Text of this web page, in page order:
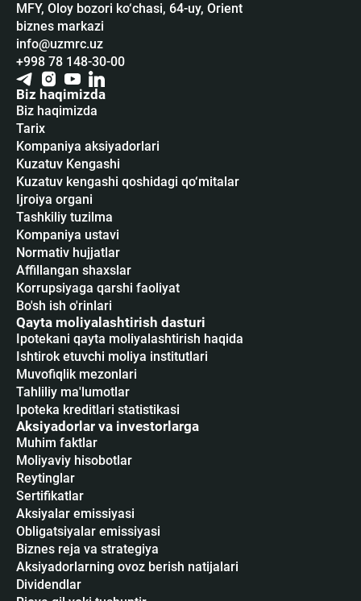
MFY, Oloy bozori ko‘chasi, 64-uy, Orient
biznes markazi
info@uzmrc.uz
+998 78 148-30-00
Biz haqimizda
Biz haqimizda
Tarix
Kompaniya aksiyadorlari
Kuzatuv Kengashi
Kuzatuv kengashi qoshidagi qo‘mitalar
Ijroiya organi
Tashkiliy tuzilma
Kompaniya ustavi
Normativ hujjatlar
Affillangan shaxslar
Korrupsiyaga qarshi faoliyat
Bo'sh ish o'rinlari
Qayta moliyalashtirish dasturi
Ipotekani qayta moliyalashtirish haqida
Ishtirok etuvchi moliya institutlari
Muvofiqlik mezonlari
Tahliliy ma'lumotlar
Ipoteka kreditlari statistikasi
Aksiyadorlar va investorlarga
Muhim faktlar
Moliyaviy hisobotlar
Reytinglar
Sertifikatlar
Аksiyalar emissiyasi
Obligatsiyalar emissiyasi
Biznes reja va strategiya
Aksiyadorlarning ovoz berish natijalari
Dividendlar